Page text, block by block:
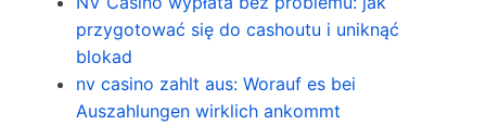
przygotować się do cashoutu i uniknąć
blokad
nv casino zahlt aus: Worauf es bei
Auszahlungen wirklich ankommt